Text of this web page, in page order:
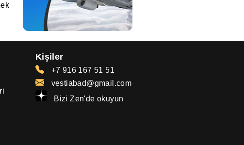
Kişiler
+7 916 167 51 51
vestiabad@gmail.com
Bizi Zen'de okuyun